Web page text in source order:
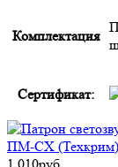
Комплектация
Сертификат: